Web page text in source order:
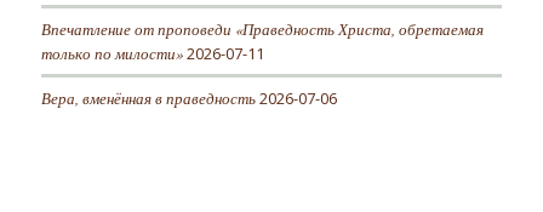
Впечатление от проповеди «Праведность Христа, обретаемая
только по милости» 2026-07-11
Вера, вменённая в праведность 2026-07-06